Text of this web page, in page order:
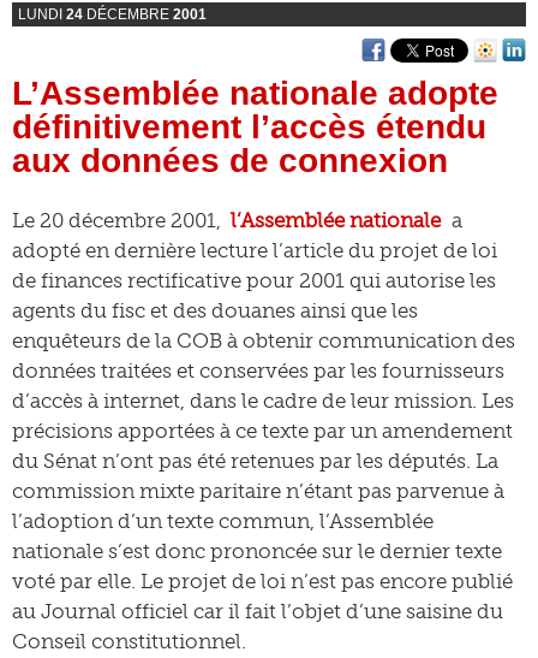
LUNDI 24 DÉCEMBRE 2001
L’Assemblée nationale adopte
définitivement l’accès étendu
aux données de connexion
Le 20 décembre 2001, l’Assemblée nationale a
adopté en dernière lecture l’article du projet de loi
de finances rectificative pour 2001 qui autorise les
agents du fisc et des douanes ainsi que les
enquêteurs de la COB à obtenir communication des
données traitées et conservées par les fournisseurs
d’accès à internet, dans le cadre de leur mission. Les
précisions apportées à ce texte par un amendement
du Sénat n’ont pas été retenues par les députés. La
commission mixte paritaire n’étant pas parvenue à
l’adoption d’un texte commun, l’Assemblée
nationale s’est donc prononcée sur le dernier texte
voté par elle. Le projet de loi n’est pas encore publié
au Journal officiel car il fait l’objet d’une saisine du
Conseil constitutionnel.